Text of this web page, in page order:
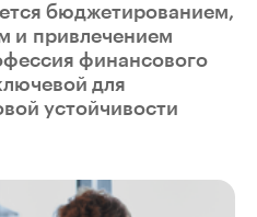
бюджетированием,
и привлечением
финансового
для
устойчивости